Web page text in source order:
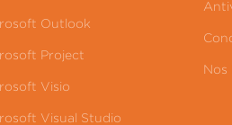
Outlook
Project
Visio
Visual Studio
Nos